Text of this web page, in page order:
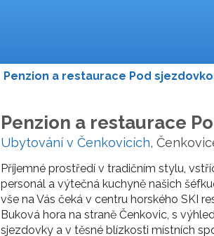
Penzion a restaurace Pod
Penzion a restaurace
Ubytování v Čenkovicích,
Příjemné prostředí v tradičním stylu,
personál a výtečná kuchyně našich
vše na Vás čeká v centru horského SKI
Buková hora na straně Čenkovic, s
sjezdovky a v těsné blízkosti místních